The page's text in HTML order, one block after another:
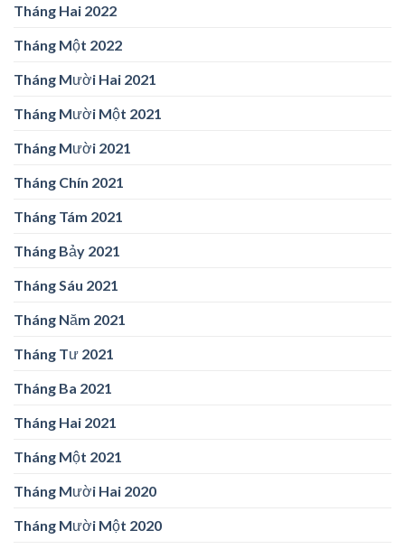
Tháng Hai 2022
Tháng Một 2022
Tháng Mười Hai 2021
Tháng Mười Một 2021
Tháng Mười 2021
Tháng Chín 2021
Tháng Tám 2021
Tháng Bảy 2021
Tháng Sáu 2021
Tháng Năm 2021
Tháng Tư 2021
Tháng Ba 2021
Tháng Hai 2021
Tháng Một 2021
Tháng Mười Hai 2020
Tháng Mười Một 2020